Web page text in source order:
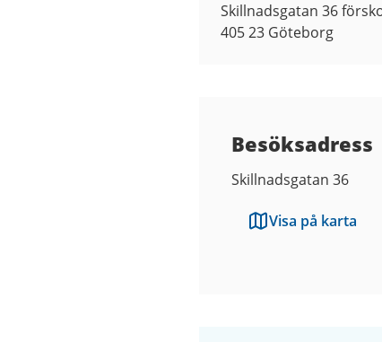
Skillnadsgatan 36
405 23 Göteborg
Besöksadress
Skillnadsgatan 36
Visa på karta